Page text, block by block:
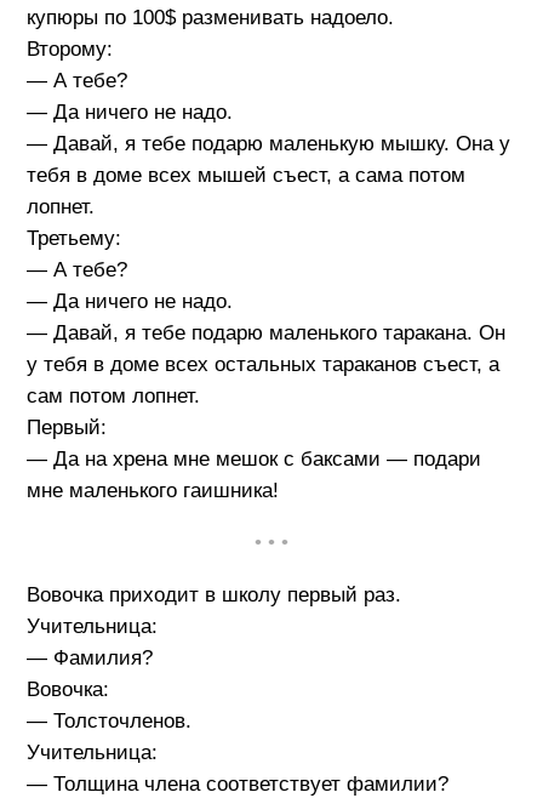
купюры по 100$ разменивать надоело.
Второму:
— А тебе?
— Да ничего не надо.
— Давай, я тебе подарю маленькую мышку. Она у
тебя в доме всех мышей съест, а сама потом
лопнет.
Третьему:
— А тебе?
— Да ничего не надо.
— Давай, я тебе подарю маленького таракана. Он
у тебя в доме всех остальных тараканов съест, а
сам потом лопнет.
Первый:
— Да на хрена мне мешок с баксами — подари
мне маленького гаишника!
• • •
Вовочка приходит в школу первый раз.
Учительница:
— Фамилия?
Вовочка:
— Толсточленов.
Учительница:
— Толщина члена соответствует фамилии?